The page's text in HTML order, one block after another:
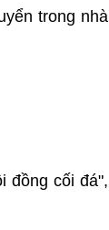
trong nhà
đồng cối đá",